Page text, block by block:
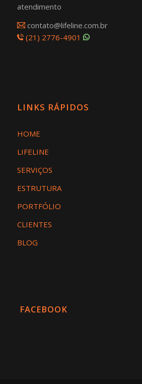
atendimento
contato@lifeline.com.br
(21) 2776-4901
LINKS RÁPIDOS
HOME
LIFELINE
SERVIÇOS
ESTRUTURA
PORTFÓLIO
CLIENTES
BLOG
FACEBOOK